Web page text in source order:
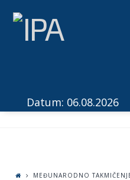
Datum: 06.08.2026
MEĐUNARODNO